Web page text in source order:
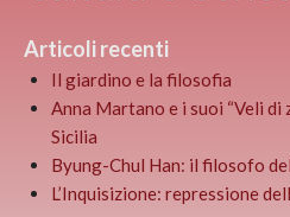
Articoli recenti
Il giardino e la filosofia
Anna Martano e i suoi “Veli di
Sicilia
Byung-Chul Han: il filosofo
L’Inquisizione: repressione